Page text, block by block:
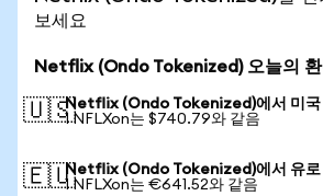
보세요
Netflix (Ondo Tokenized) 오늘의 환
🇺🇸Netflix (Ondo Tokenized)에서 미국
1 NFLXon는 $740.79와 같음
🇪🇺Netflix (Ondo Tokenized)에서 유로
1 NFLXon는 €641.52와 같음